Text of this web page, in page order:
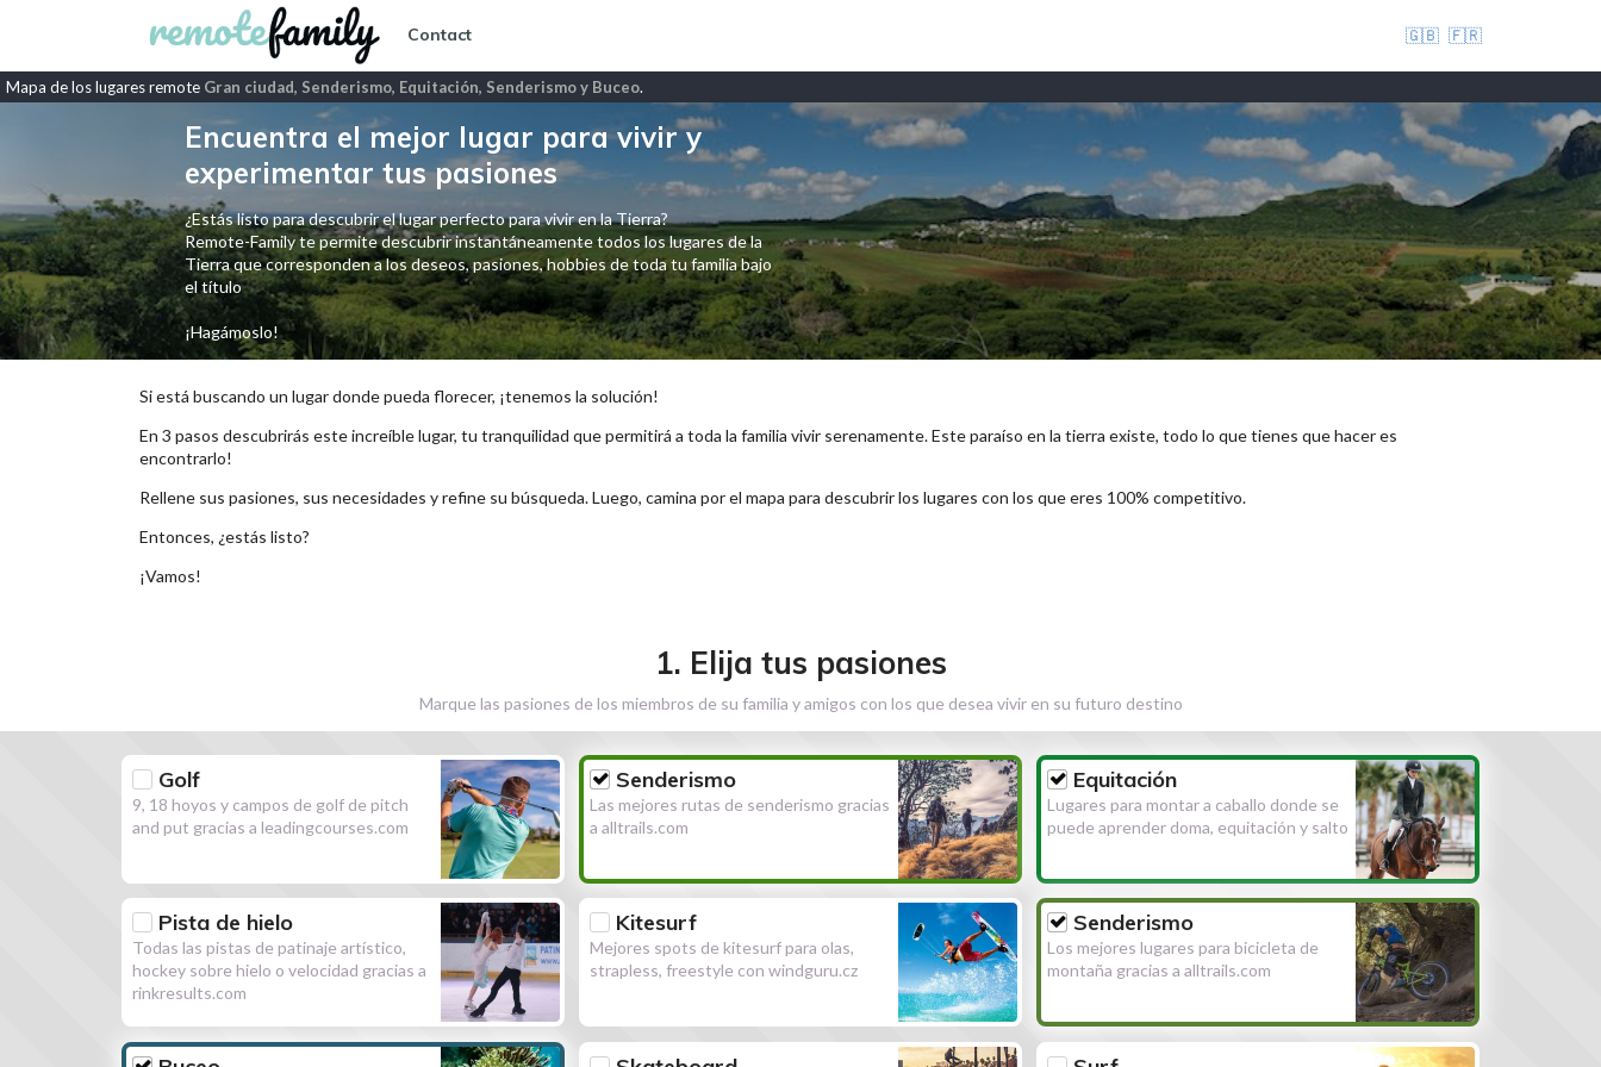
Contact 🇬🇧 🇫🇷
Mapa de los lugares remote Gran ciudad, Senderismo, Equitación, Senderismo y Buceo.
Encuentra el mejor lugar para vivir y
experimentar tus pasiones
¿Estás listo para descubrir el lugar perfecto para vivir en la Tierra?
Remote-Family te permite descubrir instantáneamente todos los lugares de la
Tierra que corresponden a los deseos, pasiones, hobbies de toda tu familia bajo
el título
¡Hagámoslo!
Si está buscando un lugar donde pueda florecer, ¡tenemos la solución!
En 3 pasos descubrirás este increíble lugar, tu tranquilidad que permitirá a toda la familia vivir serenamente. Este paraíso en la tierra existe, todo lo que tienes que hacer es
encontrarlo!
Rellene sus pasiones, sus necesidades y refine su búsqueda. Luego, camina por el mapa para descubrir los lugares con los que eres 100% competitivo.
Entonces, ¿estás listo?
¡Vamos!
1. Elija tus pasiones
Marque las pasiones de los miembros de su familia y amigos con los que desea vivir en su futuro destino
Golf
9, 18 hoyos y campos de golf de pitch
and put gracias a leadingcourses.com
Senderismo
Las mejores rutas de senderismo gracias
a alltrails.com
Equitación
Lugares para montar a caballo donde se
puede aprender doma, equitación y salto
Pista de hielo
Todas las pistas de patinaje artístico,
hockey sobre hielo o velocidad gracias a
rinkresults.com
Kitesurf
Mejores spots de kitesurf para olas,
strapless, freestyle con windguru.cz
Senderismo
Los mejores lugares para bicicleta de
montaña gracias a alltrails.com